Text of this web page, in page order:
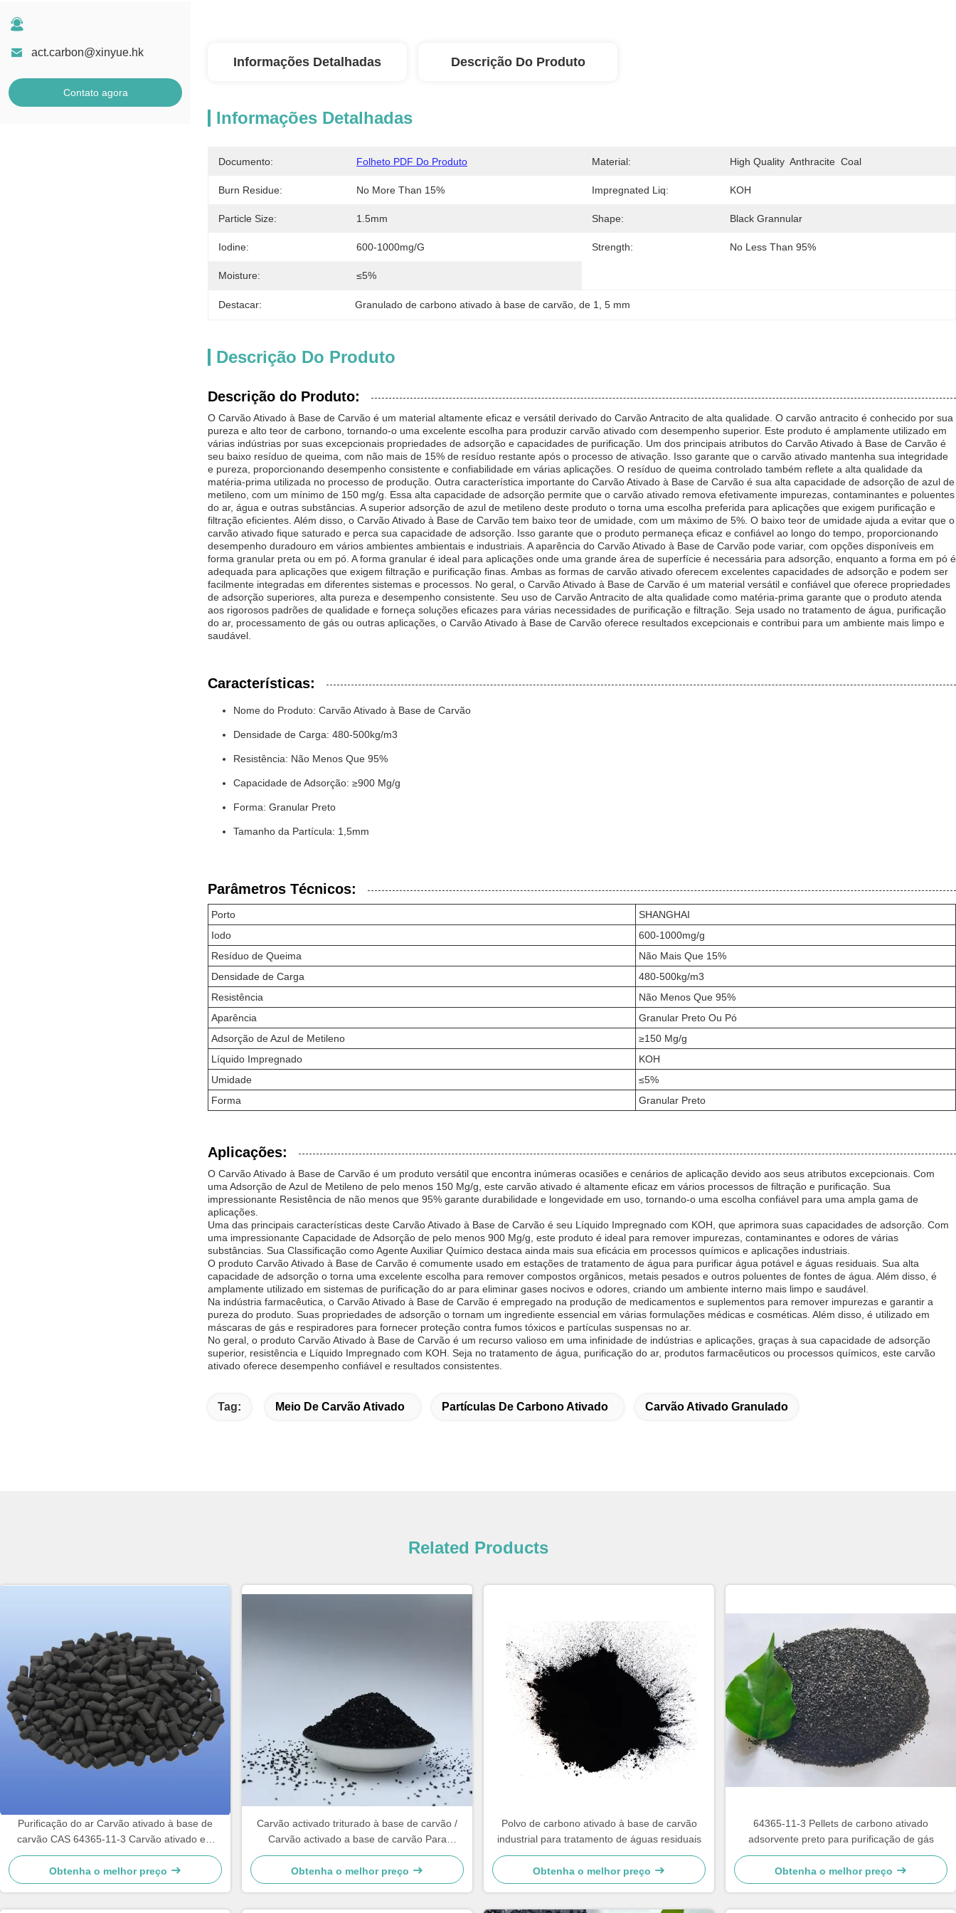
act.carbon@xinyue.hk
Contato agora
Informações Detalhadas Descrição Do Produto
Informações Detalhadas
Documento: Folheto PDF Do Produto Material: High Quality  Anthracite  Coal
Burn Residue: No More Than 15% Impregnated Liq: KOH
Particle Size: 1.5mm Shape: Black Grannular
Iodine: 600-1000mg/g Strength: No Less Than 95%
Moisture: ≤5%
Destacar: Granulado de carbono ativado à base de carvão de 1 5 mm
Descrição Do Produto
Descrição do Produto:
O Carvão Ativado à Base de Carvão é um material altamente eficaz e versátil derivado do Carvão Antracito de alta qualidade. O carvão antracito é conhecido por sua
pureza e alto teor de carbono, tornando-o uma excelente escolha para produzir carvão ativado com desempenho superior. Este produto é amplamente utilizado em
várias indústrias por suas excepcionais propriedades de adsorção e capacidades de purificação. Um dos principais atributos do Carvão Ativado à Base de Carvão é
seu baixo resíduo de queima, com não mais de 15% de resíduo restante após o processo de ativação. Isso garante que o carvão ativado mantenha sua integridade
e pureza, proporcionando desempenho consistente e confiabilidade em várias aplicações. O resíduo de queima controlado também reflete a alta qualidade da
matéria-prima utilizada no processo de produção. Outra característica importante do Carvão Ativado à Base de Carvão é sua alta capacidade de adsorção de azul de
metileno, com um mínimo de 150 mg/g. Essa alta capacidade de adsorção permite que o carvão ativado remova efetivamente impurezas, contaminantes e poluentes
do ar, água e outras substâncias. A superior adsorção de azul de metileno deste produto o torna uma escolha preferida para aplicações que exigem purificação e
filtração eficientes. Além disso, o Carvão Ativado à Base de Carvão tem baixo teor de umidade, com um máximo de 5%. O baixo teor de umidade ajuda a evitar que o
carvão ativado fique saturado e perca sua capacidade de adsorção. Isso garante que o produto permaneça eficaz e confiável ao longo do tempo, proporcionando
desempenho duradouro em vários ambientes ambientais e industriais. A aparência do Carvão Ativado à Base de Carvão pode variar, com opções disponíveis em
forma granular preta ou em pó. A forma granular é ideal para aplicações onde uma grande área de superfície é necessária para adsorção, enquanto a forma em pó é
adequada para aplicações que exigem filtração e purificação finas. Ambas as formas de carvão ativado oferecem excelentes capacidades de adsorção e podem ser
facilmente integradas em diferentes sistemas e processos. No geral, o Carvão Ativado à Base de Carvão é um material versátil e confiável que oferece propriedades
de adsorção superiores, alta pureza e desempenho consistente. Seu uso de Carvão Antracito de alta qualidade como matéria-prima garante que o produto atenda
aos rigorosos padrões de qualidade e forneça soluções eficazes para várias necessidades de purificação e filtração. Seja usado no tratamento de água, purificação
do ar, processamento de gás ou outras aplicações, o Carvão Ativado à Base de Carvão oferece resultados excepcionais e contribui para um ambiente mais limpo e
saudável.
Características:
Nome do Produto: Carvão Ativado à Base de Carvão
Densidade de Carga: 480-500kg/m3
Resistência: Não Menos Que 95%
Capacidade de Adsorção: ≥900 Mg/g
Forma: Granular Preto
Tamanho da Partícula: 1,5mm
Parâmetros Técnicos:
Porto
SHANGHAI
Iodo
600-1000mg/g
Resíduo de Queima
Não Mais Que 15%
Densidade de Carga
480-500kg/m3
Resistência
Não Menos Que 95%
Aparência
Granular Preto Ou Pó
Adsorção de Azul de Metileno
≥150 Mg/g
Líquido Impregnado
KOH
Umidade
≤5%
Forma
Granular Preto
Aplicações:
O Carvão Ativado à Base de Carvão é um produto versátil que encontra inúmeras ocasiões e cenários de aplicação devido aos seus atributos excepcionais. Com
uma Adsorção de Azul de Metileno de pelo menos 150 Mg/g, este carvão ativado é altamente eficaz em vários processos de filtração e purificação. Sua
impressionante Resistência de não menos que 95% garante durabilidade e longevidade em uso, tornando-o uma escolha confiável para uma ampla gama de
aplicações.
Uma das principais características deste Carvão Ativado à Base de Carvão é seu Líquido Impregnado com KOH, que aprimora suas capacidades de adsorção. Com
uma impressionante Capacidade de Adsorção de pelo menos 900 Mg/g, este produto é ideal para remover impurezas, contaminantes e odores de várias
substâncias. Sua Classificação como Agente Auxiliar Químico destaca ainda mais sua eficácia em processos químicos e aplicações industriais.
O produto Carvão Ativado à Base de Carvão é comumente usado em estações de tratamento de água para purificar água potável e águas residuais. Sua alta
capacidade de adsorção o torna uma excelente escolha para remover compostos orgânicos, metais pesados e outros poluentes de fontes de água. Além disso, é
amplamente utilizado em sistemas de purificação do ar para eliminar gases nocivos e odores, criando um ambiente interno mais limpo e saudável.
Na indústria farmacêutica, o Carvão Ativado à Base de Carvão é empregado na produção de medicamentos e suplementos para remover impurezas e garantir a
pureza do produto. Suas propriedades de adsorção o tornam um ingrediente essencial em várias formulações médicas e cosméticas. Além disso, é utilizado em
máscaras de gás e respiradores para fornecer proteção contra fumos tóxicos e partículas suspensas no ar.
No geral, o produto Carvão Ativado à Base de Carvão é um recurso valioso em uma infinidade de indústrias e aplicações, graças à sua capacidade de adsorção
superior, resistência e Líquido Impregnado com KOH. Seja no tratamento de água, purificação do ar, produtos farmacêuticos ou processos químicos, este carvão
ativado oferece desempenho confiável e resultados consistentes.
Tag: Meio De Carvão Ativado Partículas De Carbono Ativado Carvão Ativado Granulado
Related Products
Purificação do ar Carvão ativado à base de
carvão CAS 64365-11-3 Carvão ativado em
coluna
Obtenha o melhor preço
Carvão activado triturado à base de carvão /
Carvão activado a base de carvão Para
esclarecimento
Obtenha o melhor preço
Polvo de carbono ativado à base de carvão
industrial para tratamento de águas residuais
Obtenha o melhor preço
64365-11-3 Pellets de carbono ativado
adsorvente preto para purificação de gás
Obtenha o melhor preço